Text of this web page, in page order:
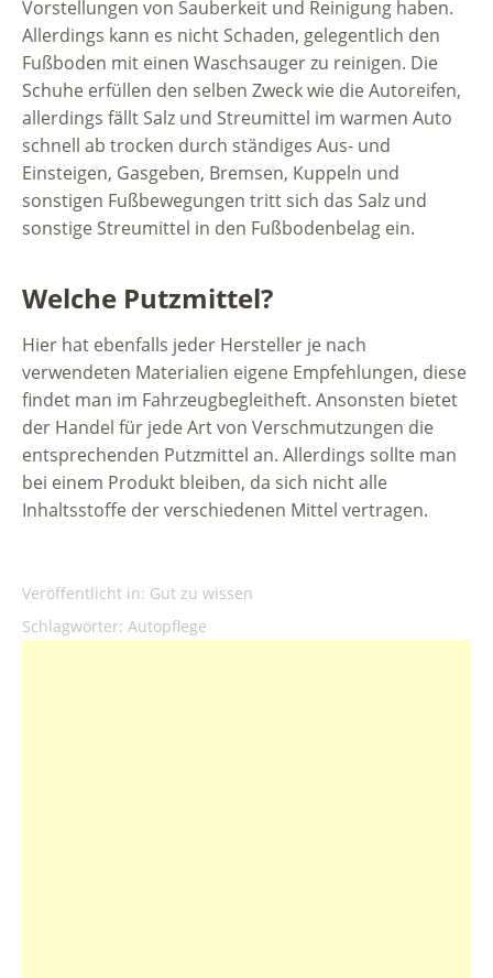
Vorstellungen von Sauberkeit und Reinigung haben.
Allerdings kann es nicht Schaden, gelegentlich den
Fußboden mit einen Waschsauger zu reinigen. Die
Schuhe erfüllen den selben Zweck wie die Autoreifen,
allerdings fällt Salz und Streumittel im warmen Auto
schnell ab trocken durch ständiges Aus- und
Einsteigen, Gasgeben, Bremsen, Kuppeln und
sonstigen Fußbewegungen tritt sich das Salz und
sonstige Streumittel in den Fußbodenbelag ein.
Welche Putzmittel?
Hier hat ebenfalls jeder Hersteller je nach
verwendeten Materialien eigene Empfehlungen, diese
findet man im Fahrzeugbegleitheft. Ansonsten bietet
der Handel für jede Art von Verschmutzungen die
entsprechenden Putzmittel an. Allerdings sollte man
bei einem Produkt bleiben, da sich nicht alle
Inhaltsstoffe der verschiedenen Mittel vertragen.
Veröffentlicht in: Gut zu wissen
Schlagwörter: Autopflege